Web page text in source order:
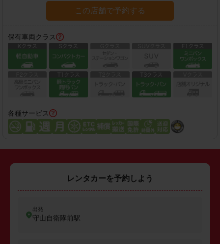
この店舗で予約する
保有車両クラス
各種サービス
レンタカーを予約しよう
出発
守山自衛隊前駅